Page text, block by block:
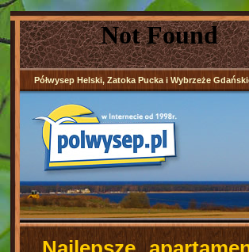
Półwysep Helski, Zatoka Pucka i Wybrzeże